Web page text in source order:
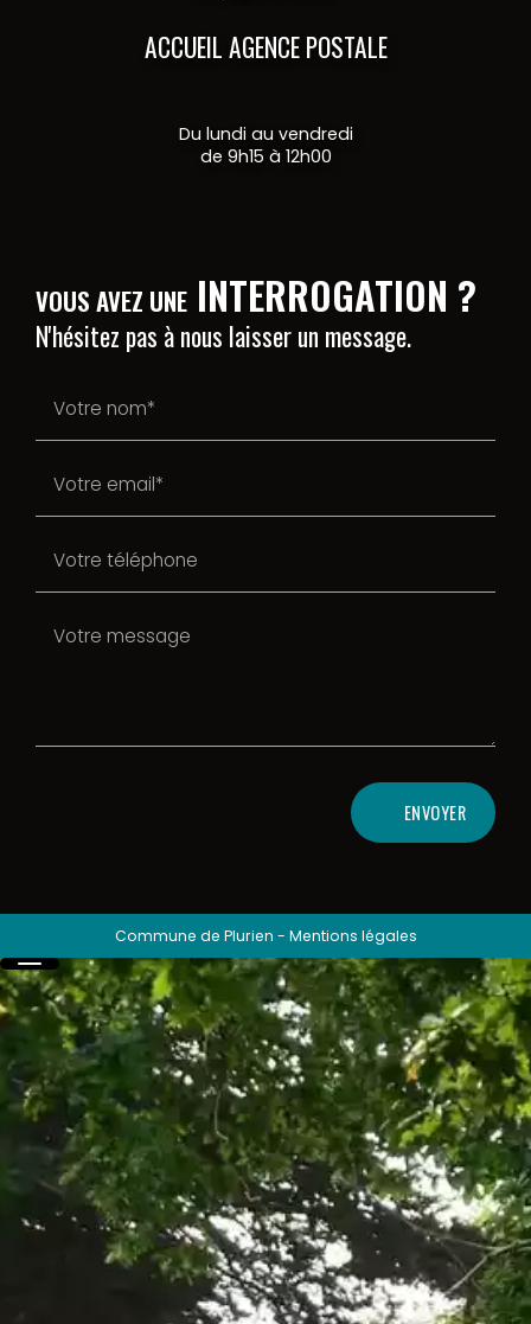
ACCUEIL AGENCE POSTALE
Du lundi au vendredi
de 9h15 à 12h00
VOUS AVEZ UNE INTERROGATION ?
N'hésitez pas à nous laisser un message.
ENVOYER
Commune de Plurien - Mentions légales